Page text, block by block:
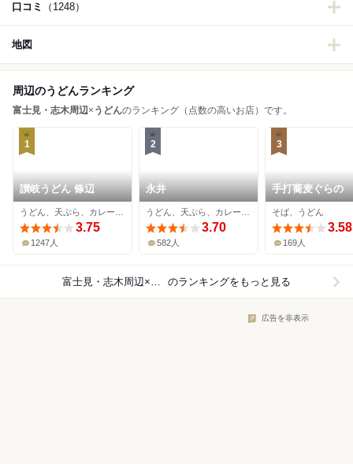
口コミ （1248）
地図
周辺のうどんランキング
富士見・志木周辺× うどんのランキング（点数の高いお店）です。
1
讃岐うどん 條辺
3.75
1247人
2
永井
3.70
582人
3
手打蕎麦ぐらの
そば、うどん
3.58
169人
富士見・志木周辺×うどん のランキングをもっと見る
広告を非表示